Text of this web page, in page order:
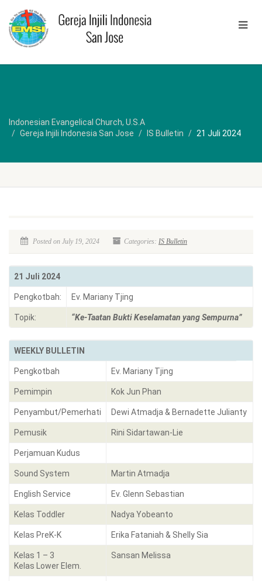
Indonesian Evangelical Church, U.S.A
Gereja Injili Indonesia San Jose
IS Bulletin 21 Juli 2024
Posted on July 19, 2024 Categories: IS Bulletin
21 Juli 2024
Pengkotbah: Ev. Mariany Tjing
Topik: “Ke-Taatan Bukti Keselamatan yang Sempurna”
WEEKLY BULLETIN
Pengkotbah Ev. Mariany Tjing
Pemimpin Kok Jun Phan
Penyambut/Pemerhati Dewi Atmadja & Bernadette Julianty
Pemusik Rini Sidartawan-Lie
Perjamuan Kudus
Sound System Martin Atmadja
English Service Ev. Glenn Sebastian
Kelas Toddler Nadya Yobeanto
Kelas PreK-K Erika Fataniah & Shelly Sia
Kelas 1 – 3
Kelas Lower Elem.
Sansan Melissa